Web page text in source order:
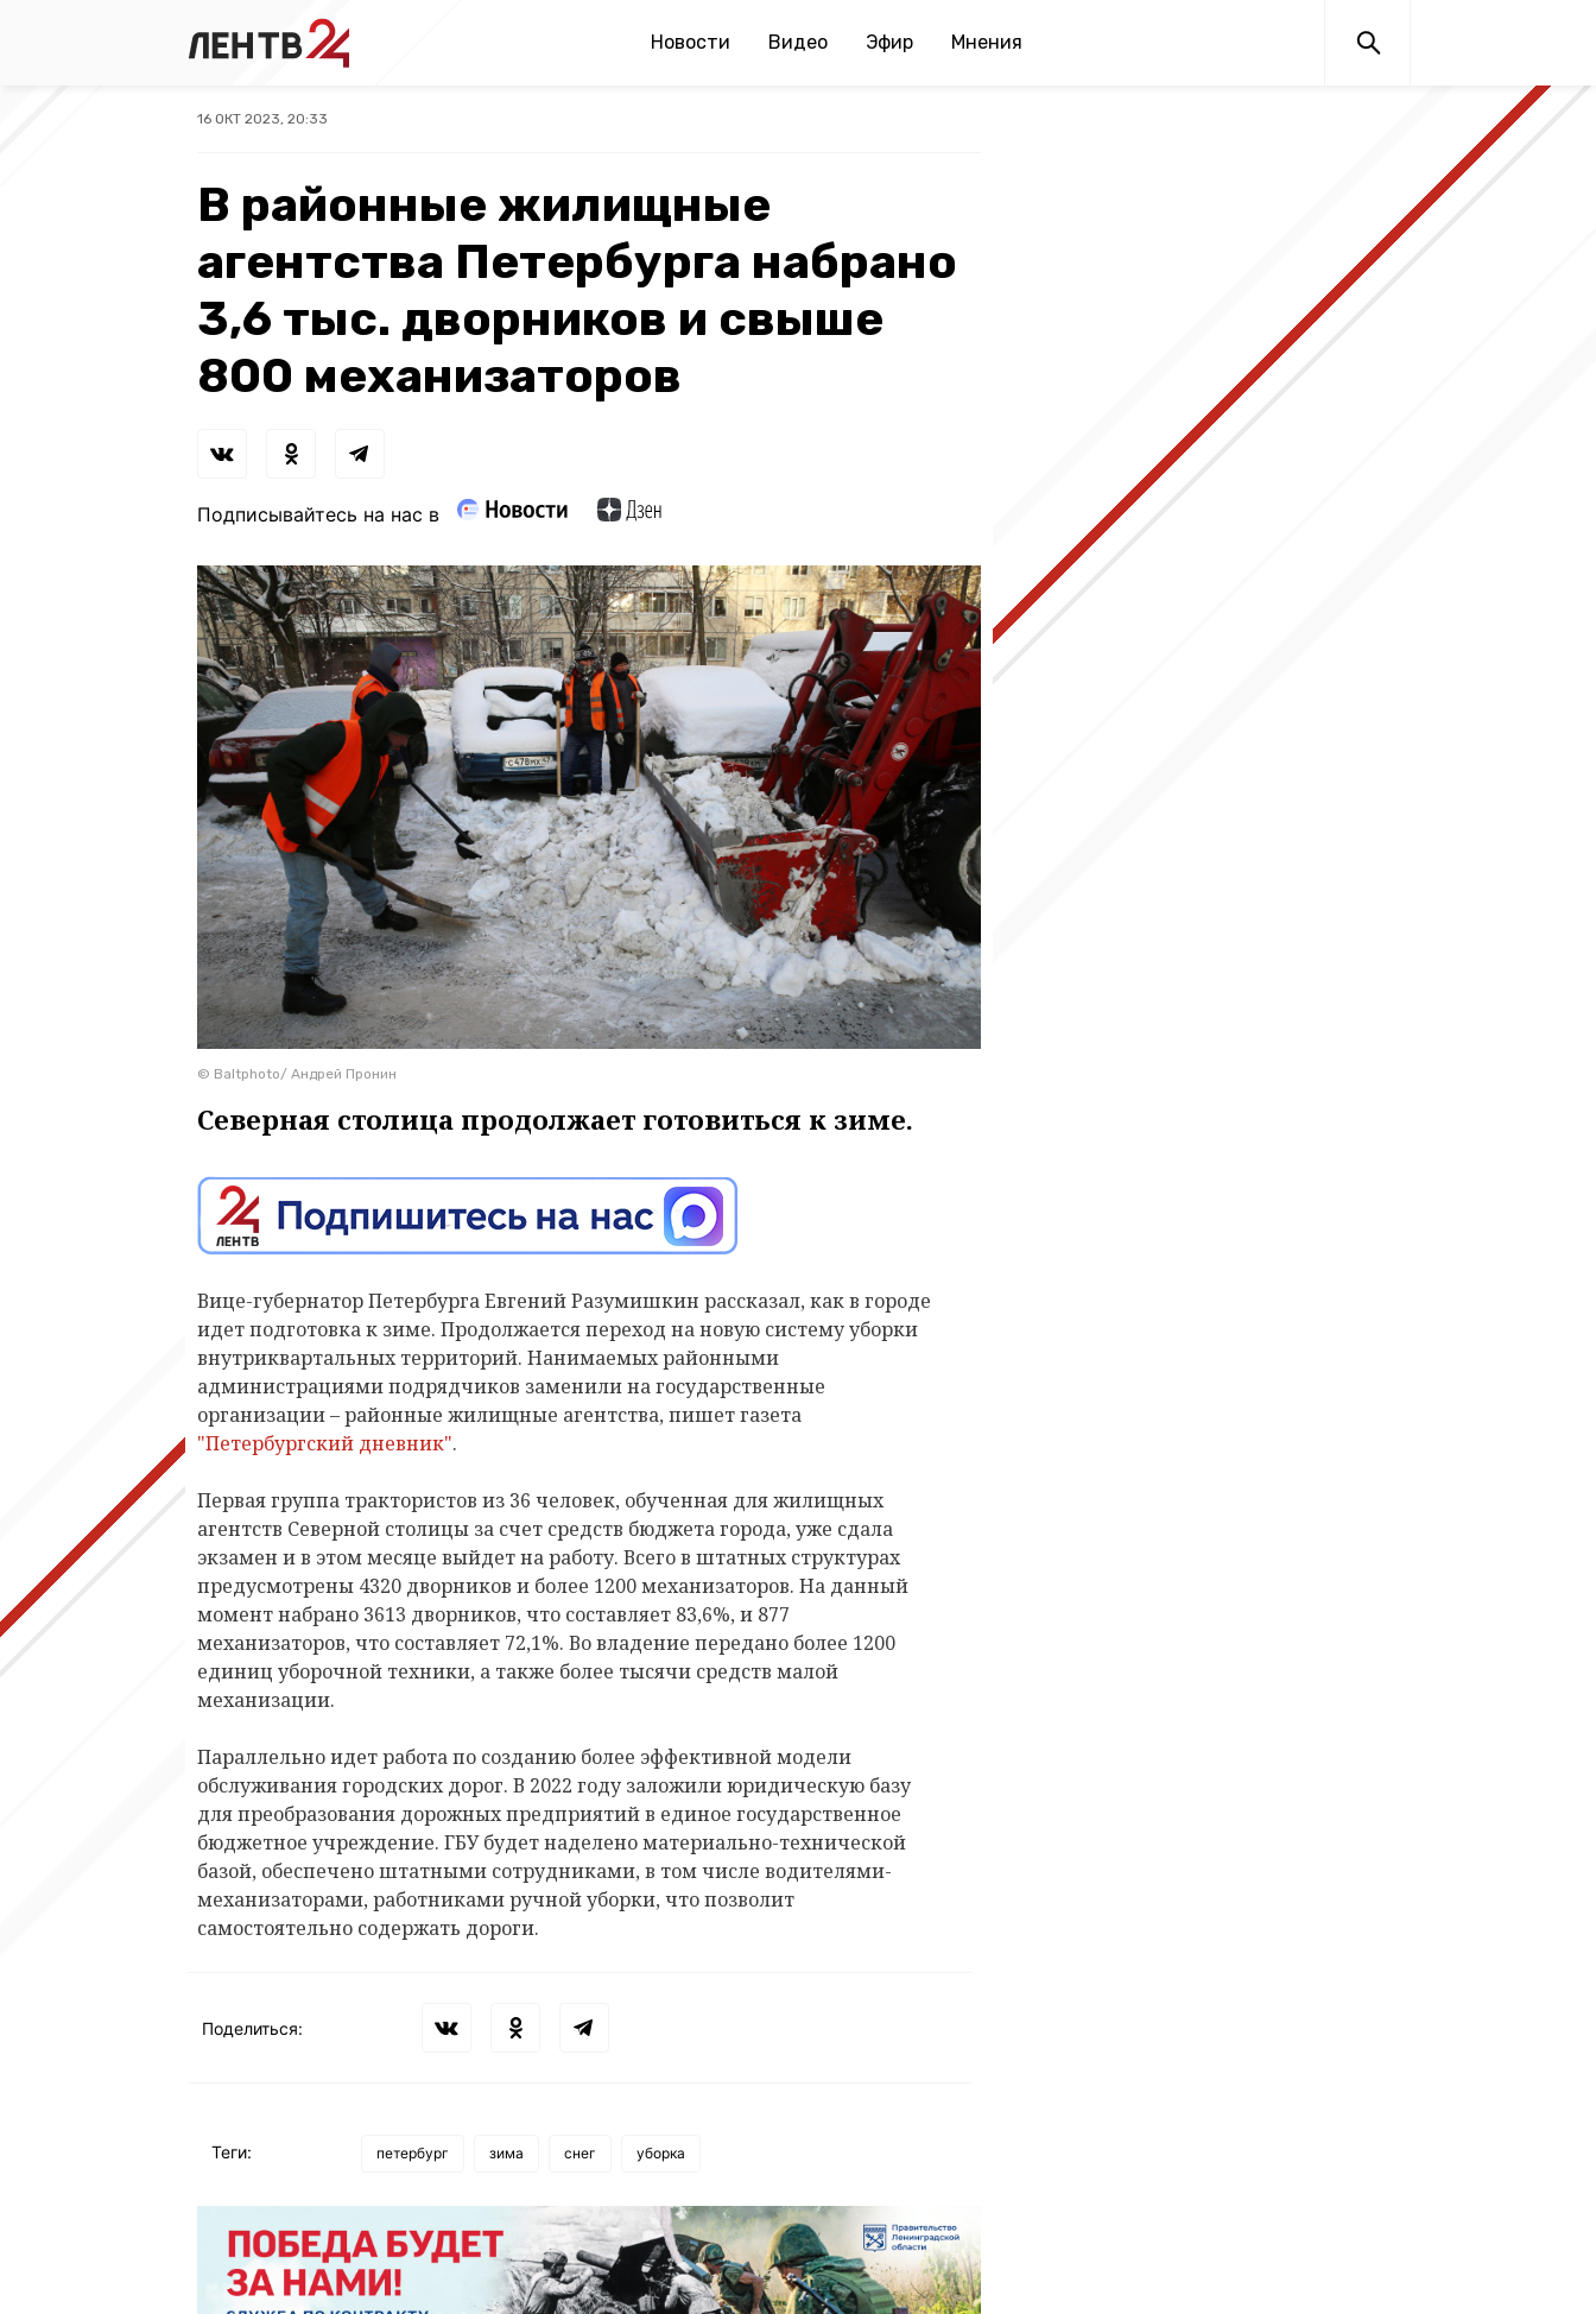
Новости Видео Эфир Мнения
16 ОКТ 2023, 20:33
В районные жилищные
агентства Петербурга набрано
3,6 тыс. дворников и свыше
800 механизаторов
Подписывайтесь на нас в
© Baltphoto/ Андрей Пронин
Северная столица продолжает готовиться к зиме.
Вице-губернатор Петербурга Евгений Разумишкин рассказал, как в городе
идет подготовка к зиме. Продолжается переход на новую систему уборки
внутриквартальных территорий. Нанимаемых районными
администрациями подрядчиков заменили на государственные
организации – районные жилищные агентства, пишет газета
"Петербургский дневник".
Первая группа трактористов из 36 человек, обученная для жилищных
агентств Северной столицы за счет средств бюджета города, уже сдала
экзамен и в этом месяце выйдет на работу. Всего в штатных структурах
предусмотрены 4320 дворников и более 1200 механизаторов. На данный
момент набрано 3613 дворников, что составляет 83,6%, и 877
механизаторов, что составляет 72,1%. Во владение передано более 1200
единиц уборочной техники, а также более тысячи средств малой
механизации.
Параллельно идет работа по созданию более эффективной модели
обслуживания городских дорог. В 2022 году заложили юридическую базу
для преобразования дорожных предприятий в единое государственное
бюджетное учреждение. ГБУ будет наделено материально-технической
базой, обеспечено штатными сотрудниками, в том числе водителями-
механизаторами, работниками ручной уборки, что позволит
самостоятельно содержать дороги.
Поделиться:
Теги: петербург зима снег уборка